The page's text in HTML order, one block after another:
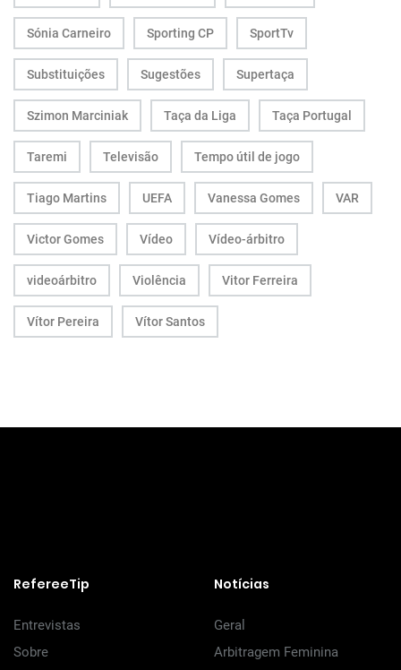
Sónia Carneiro Sporting CP SportTv
Substituições Sugestões Supertaça
Szimon Marciniak Taça da Liga Taça Portugal
Taremi Televisão Tempo útil de jogo
Tiago Martins UEFA Vanessa Gomes VAR
Victor Gomes Vídeo Vídeo-árbitro
videoárbitro Violência Vitor Ferreira
Vítor Pereira Vítor Santos
RefereeTip
Entrevistas
Sobre
Notícias
Geral
Arbitragem Feminina